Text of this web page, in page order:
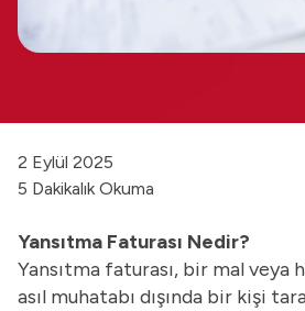
2 Eylül 2025
5 Dakikalık Okuma
Yansıtma Faturası Nedir?
Yansıtma faturası, bir mal
asıl muhatabı dışında bir kişi